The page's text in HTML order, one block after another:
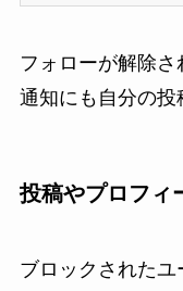
フォローが解除
通知にも自分の投
投稿やプロフィ
ブロックされた